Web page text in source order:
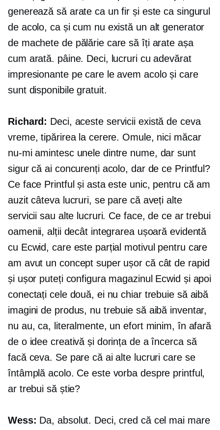
generează să arate ca un fir și este ca singurul
de acolo, ca și cum nu există un alt generator
de machete de pălărie care să îți arate așa
cum arată. pâine. Deci, lucruri cu adevărat
impresionante pe care le avem acolo și care
sunt disponibile gratuit.
Richard: Deci, aceste servicii există de ceva
vreme, tipărirea la cerere. Omule, nici măcar
nu-mi amintesc unele dintre nume, dar sunt
sigur că ai concurenți acolo, dar de ce Printful?
Ce face Printful și asta este unic, pentru că am
auzit câteva lucruri, se pare că aveți alte
servicii sau alte lucruri. Ce face, de ce ar trebui
oamenii, alții decât integrarea ușoară evidentă
cu Ecwid, care este parțial motivul pentru care
am avut un concept super ușor că cât de rapid
și ușor puteți configura magazinul Ecwid și apoi
conectați cele două, ei nu chiar trebuie să aibă
imagini de produs, nu trebuie să aibă inventar,
nu au, ca, literalmente, un efort minim, în afară
de o idee creativă și dorința de a încerca să
facă ceva. Se pare că ai alte lucruri care se
întâmplă acolo. Ce este vorba despre printful,
ar trebui să știe?
Wess: Da, absolut. Deci, cred că cel mai mare